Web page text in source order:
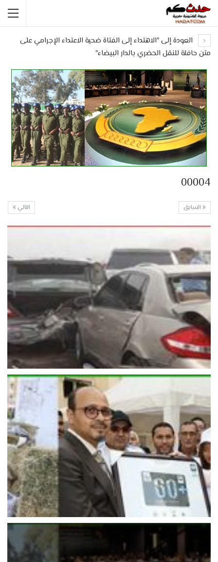
العودة إلى "الاهتداء إلى الفتاة ضحية الاعتداء الإجرامي على
متن حافلة للنقل الحضري بالدار البيضاء"
00004
التالي السابق